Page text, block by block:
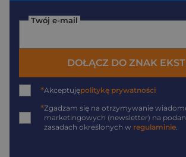
Twój e-mail
DOŁĄCZ DO ZNAK
*Akceptujępolitykę prywatności
*Zgadzam się na otrzymywanie
marketingowych (newsletter) na
zasadach określonych w regulaminie